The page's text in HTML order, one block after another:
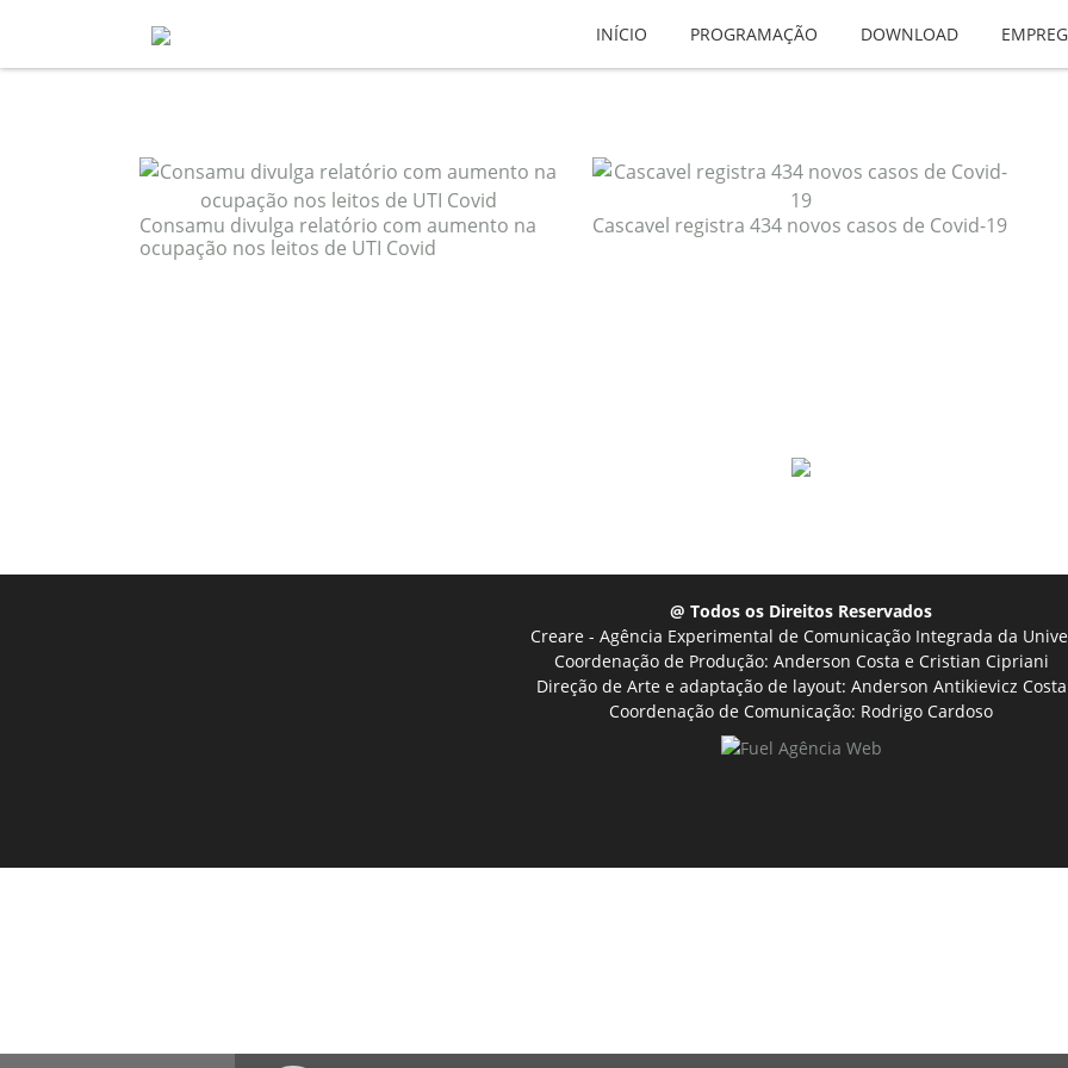
INÍCIO PROGRAMAÇÃO DOWNLOAD
Blog
Consamu divulga relatório com aumento na
ocupação nos leitos de UTI Covid
Cascavel registra 434 novos casos de Covid-19
@ Todos os Direitos Reservados
Creare - Agência Experimental de Comunicação Integrada da
Coordenação de Produção: Anderson Costa e Cristian Cipriani
Direção de Arte e adaptação de layout: Anderson Antikievicz Costa
Coordenação de Comunicação: Rodrigo Cardoso